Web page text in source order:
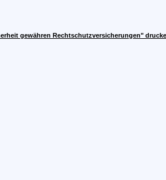
gewähren Rechtschutzversicherungen"